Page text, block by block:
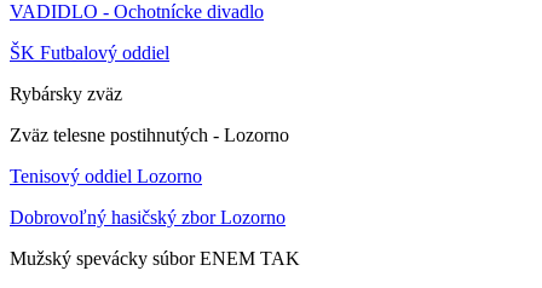
VADIDLO - Ochotnícke divadlo
ŠK Futbalový oddiel
Rybársky zväz
Zväz telesne postihnutých - Lozorno
Tenisový oddiel Lozorno
Dobrovoľný hasičský zbor Lozorno
Mužský spevácky súbor ENEM TAK